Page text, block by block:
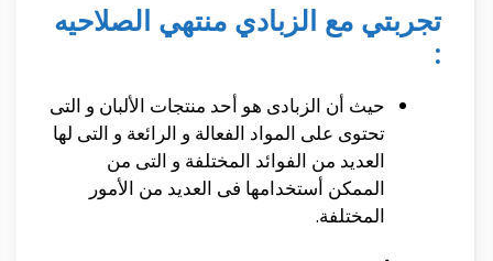
تجربتي مع الزبادي منتهي الصلاحيه
:
حيث أن الزبادى هو أحد منتجات الألبان و التى
تحتوى على المواد الفعالة و الرائعة و التى لها
العديد من الفوائد المختلفة و التى من
الممكن أستخدامها فى العديد من الأمور
المختلفة.